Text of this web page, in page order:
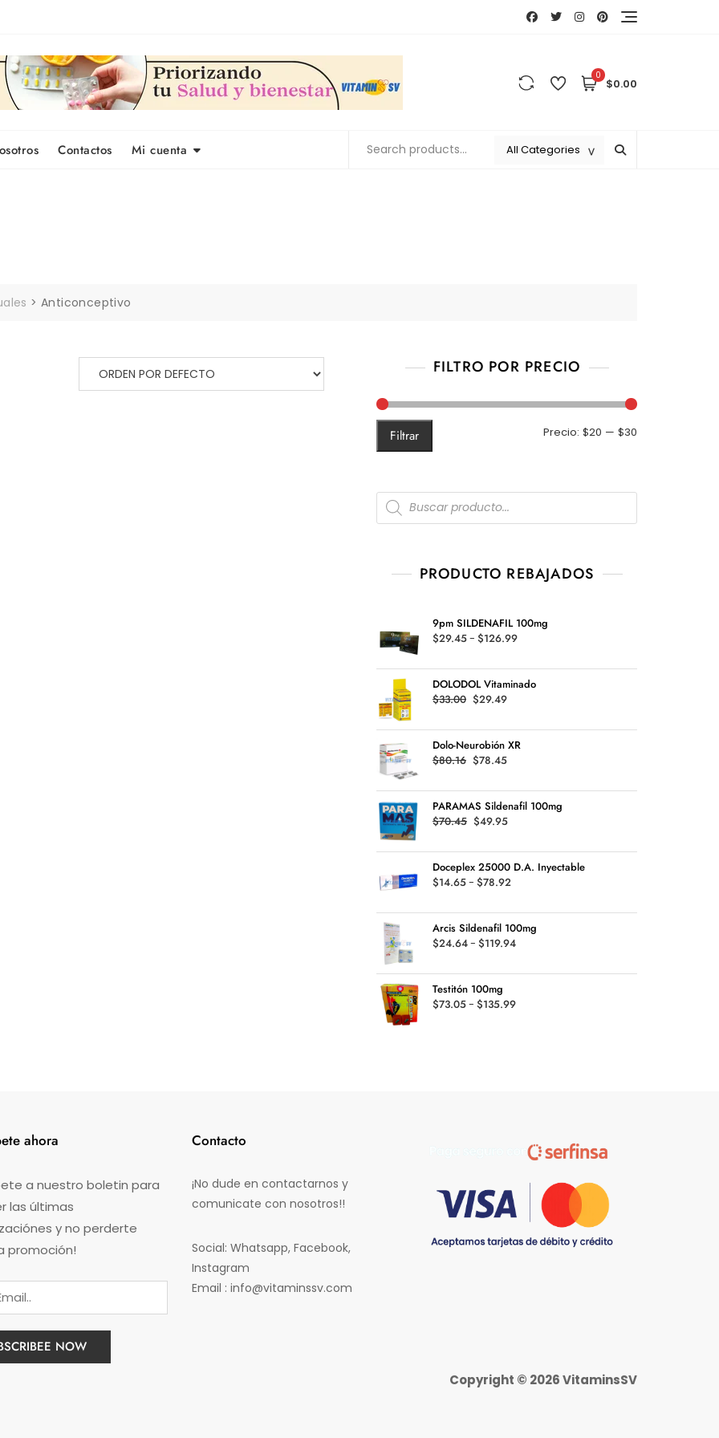
0
$0.00
Contactos Mi cuenta
>Anticonceptivo
FILTRO POR PRECIO
Filtrar Precio: $20 — $30
Products
search
PRODUCTO REBAJADOS
9pm SILDENAFIL 100mg
$29.45- $126.99Rango
precios:
desde
$126.99
DOLODOL Vitaminado
$33.00 Original
was:
$33.00.
$29.49
is:
$29.49.
Dolo-Neurobión XR
$80.16 Original
was:
$80.16.
$78.45
is:
$78.45.
PARAMAS Sildenafil 100mg
$70.45 Original
was:
$70.45.
$49.95
is:
$49.95.
Doceplex 25000 D.A. Inyectable
$14.65- $78.92
precios:
desde
$14.65
$78.92
Arcis Sildenafil 100mg
$24.64- $119.94Rango
precios:
$24.64
Testitón 100mg
$73.05- $135.99Rango
ahora
a nuestro boletin para
las últimas
y no perderte
promoción!
Contacto
¡No dude en contactarnos y
comunicate con nosotros!!
Social: Whatsapp, Facebook,
Instagram
Email : info@vitaminssv.com
Copyright © 2026 VitaminsSV